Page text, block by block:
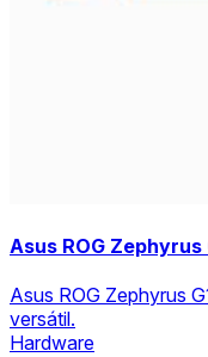
Asus ROG Zephyrus
Asus ROG Zephyrus
versátil.
Hardware